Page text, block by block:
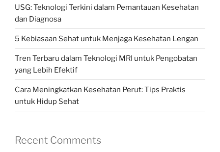
USG: Teknologi Terkini dalam Pemantauan Kesehatan
dan Diagnosa
5 Kebiasaan Sehat untuk Menjaga Kesehatan Lengan
Tren Terbaru dalam Teknologi MRI untuk Pengobatan
yang Lebih Efektif
Cara Meningkatkan Kesehatan Perut: Tips Praktis
untuk Hidup Sehat
Recent Comments